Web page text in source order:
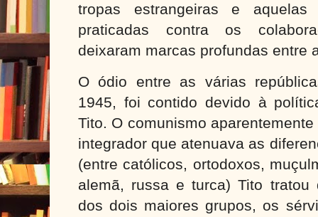
tropas estrangeiras e
praticadas contra os
deixaram marcas profundas entre
O ódio entre as várias
1945, foi contido devido à
Tito. O comunismo
integrador que atenuava as
(entre católicos, ortodoxos,
alemã, russa e turca) Tito tratou
dos dois maiores grupos, os